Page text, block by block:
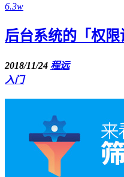
6.3w
后台系统的「权
2018/11/24 程远
入门